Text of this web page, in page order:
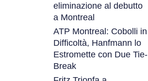
eliminazione al debutto
a Montreal
ATP Montreal: Cobolli in
Difficoltà, Hanfmann lo
Estromette con Due Tie-
Break